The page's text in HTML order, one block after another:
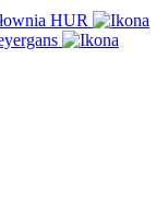
HUR